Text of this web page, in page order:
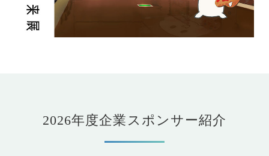
2026年度企業スポンサー紹介